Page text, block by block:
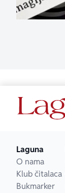
Laguna
O nama
Klub čitalaca
Bukmarker